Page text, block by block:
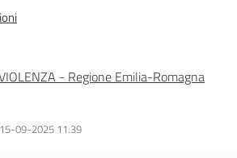
- Regione Emilia-Romagna
15-09-2025 11:39